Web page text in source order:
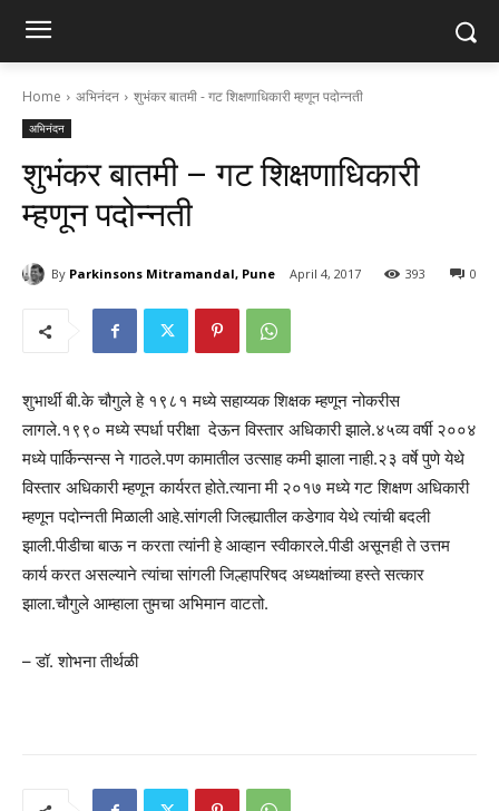
Home अभिनंदन शुभंकर बातमी - गट शिक्षणाधिकारी म्हणून पदोन्नती
अभिनंदन
शुभंकर बातमी – गट शिक्षणाधिकारी
म्हणून पदोन्नती
By Parkinsons Mitramandal, Pune April 4, 2017 0
393
शुभार्थी बी.के चौगुले हे १९८१ मध्ये सहाय्यक शिक्षक म्हणून नोकरीस
लागले.१९९० मध्ये स्पर्धा परीक्षा देऊन विस्तार अधिकारी झाले.४५व्य वर्षी २००४
मध्ये पार्किन्सन्स ने गाठले.पण कामातील उत्साह कमी झाला नाही.२३ वर्षे पुणे येथे
विस्तार अधिकारी म्हणून कार्यरत होते.त्याना मी २०१७ मध्ये गट शिक्षण अधिकारी
म्हणून पदोन्नती मिळाली आहे.सांगली जिल्ह्यातील कडेगाव येथे त्यांची बदली
झाली.पीडीचा बाऊ न करता त्यांनी हे आव्हान स्वीकारले.पीडी असूनही ते उत्तम
कार्य करत असल्याने त्यांचा सांगली जिल्हापरिषद अध्यक्षांच्या हस्ते सत्कार
झाला.चौगुले आम्हाला तुमचा अभिमान वाटतो.
– डॉ. शोभना तीर्थळी